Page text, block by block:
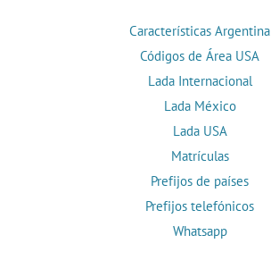
Características Argentina
Códigos de Área USA
Lada Internacional
Lada México
Lada USA
Matrículas
Prefijos de países
Prefijos telefónicos
Whatsapp